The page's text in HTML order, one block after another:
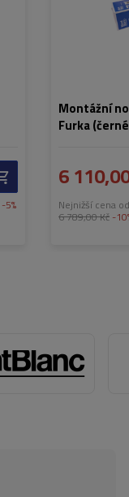
-5%
Montážní
Furka
6
Nejnižší cena
6 789,00 Kč -